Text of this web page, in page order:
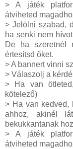
> A játék
átviheted
> Jelölni szabad,
ha senki nem
De ha szeretnél
értesítsd őket.
> A bannert vinni
> Válaszolj a
> Ha van
kötelező)
> Ha van kedved,
ahhoz, akinél
bekukkantanak
> A játék
átviheted